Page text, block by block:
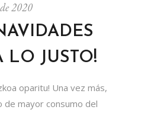
2020
LO JUSTO!
oparitu! Una vez más,
de mayor consumo del